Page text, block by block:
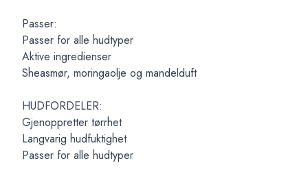
Passer:
Passer for alle hudtyper
Aktive ingredienser
Sheasmør, moringaolje og mandelduft
HUDFORDELER:
Gjenoppretter tørrhet
Langvarig hudfuktighet
Passer for alle hudtyper